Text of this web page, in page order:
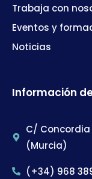
Trabaja con
Eventos y
Noticias
Información
C/ Concordia
(Murcia)
(+34) 968 389